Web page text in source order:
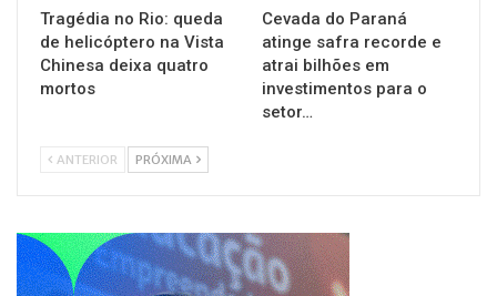
Tragédia no Rio: queda
de helicóptero na Vista
Chinesa deixa quatro
mortos
Cevada do Paraná
atinge safra recorde e
atrai bilhões em
investimentos para o
setor…
ANTERIOR PRÓXIMA